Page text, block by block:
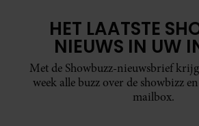
HET LAATSTE
NIEUWS IN UW
Met de Showbuzz-nieuwsbrief
week alle buzz over de showbizz
mailbox.